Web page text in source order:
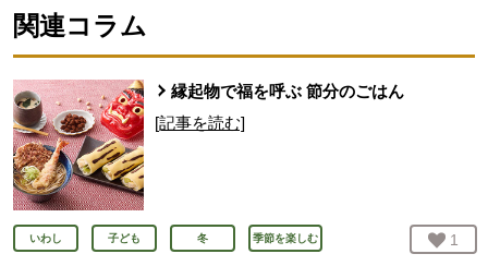
関連コラム
縁起物で福を呼ぶ 節分のごはん
[記事を読む]
いわし 子ども 冬 季節を楽しむ お気
1